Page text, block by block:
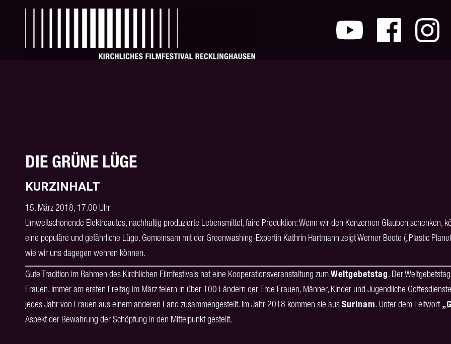
DIE GRÜNE LÜGE
KURZINHALT
15. März 2018, 17.00 Uhr
Umweltschonende Elektroautos, nachhaltig produzierte Lebensmittel, faire Produktion: Wenn wir den Konzernen Glauben schenken,
eine populäre und gefährliche Lüge. Gemeinsam mit der Greenwashing-Expertin Kathrin Hartmann zeigt Werner Boote („Plastic
wie wir uns dagegen wehren können.
Gute Tradition im Rahmen des Kirchlichen Filmfestivals hat eine Kooperationsveranstaltung zumWeltgebetstag. Der
Frauen. Immer am ersten Freitag im März feiern in über 100 Ländern der Erde Frauen, Männer, Kinder und Jugendliche
jedes Jahr von Frauen aus einem anderen Land zusammengestellt. Im Jahr 2018 kommen sie ausSurinam. Unter dem Leitwort
Aspekt der Bewahrung der Schöpfung in den Mittelpunkt gestellt.